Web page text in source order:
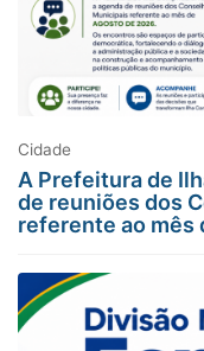
Cidade
A Prefeitura de
de reuniões dos
referente ao mês